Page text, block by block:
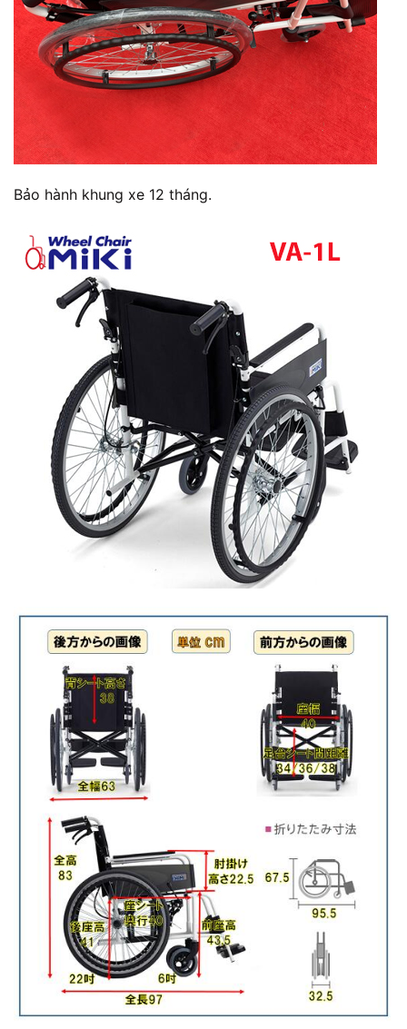
Bảo hành khung xe 12 tháng.